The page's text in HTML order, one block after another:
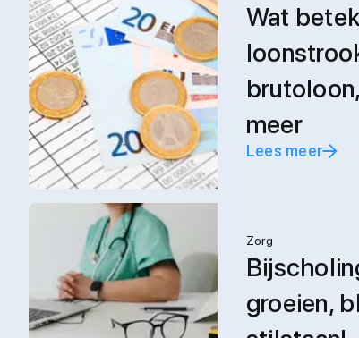
Wat
meer
Lees meer
Zorg
groeien,